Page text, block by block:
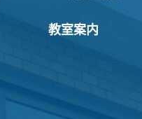
教室案内